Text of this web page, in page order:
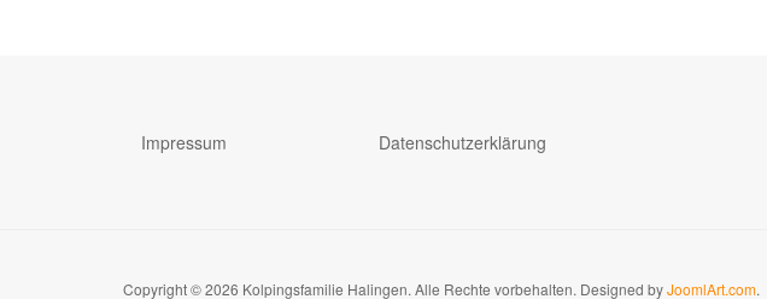
Impressum Datenschutzerklärung
Copyright © 2026 Kolpingsfamilie Halingen. Alle Rechte vorbehalten. Designed byJoomlArt.com.